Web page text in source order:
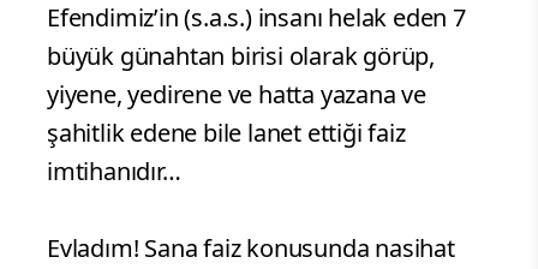
Efendimiz’in (s.a.s.) insanı helak eden 7
büyük günahtan birisi olarak görüp,
yiyene, yedirene ve hatta yazana ve
şahitlik edene bile lanet ettiği faiz
imtihanıdır…
Evladım! Sana faiz konusunda nasihat